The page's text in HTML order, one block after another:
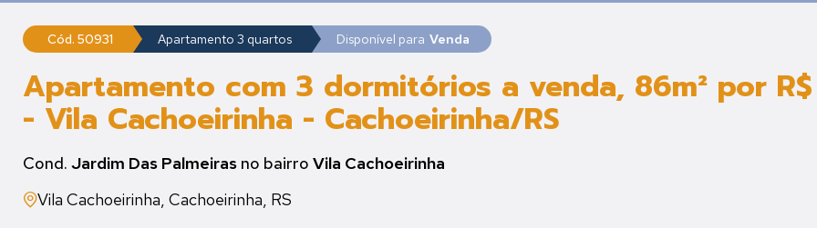
Cód. 50931 Apartamento 3 quartos Disponível para Venda
Apartamento com 3 dormitórios a venda, 86m² por
- Vila Cachoeirinha - Cachoeirinha/RS
Cond. Jardim Das Palmeiras no bairro Vila Cachoeirinha
Vila Cachoeirinha, Cachoeirinha, RS